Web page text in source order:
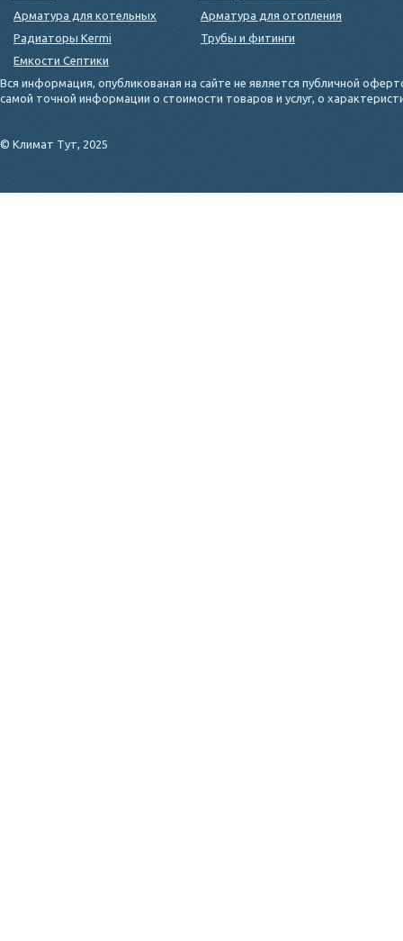
Арматура для котельных
Арматура для отопления
Радиаторы Kermi
Трубы и фитинги
Емкости Септики
Вся информация, опубликованая на сайте не является публичной
самой точной информации о стоимости товаров и услуг, о
© Климат Тут, 2025